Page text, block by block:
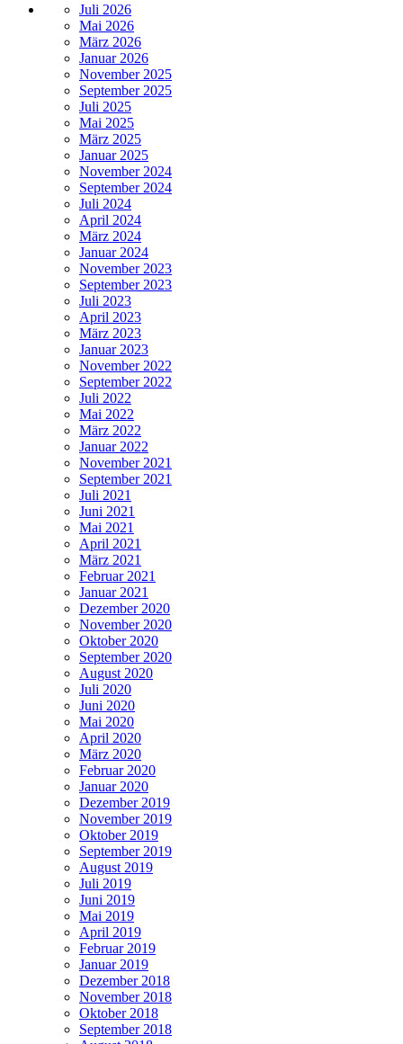
Juli 2026
Mai 2026
März 2026
Januar 2026
November 2025
September 2025
Juli 2025
Mai 2025
März 2025
Januar 2025
November 2024
September 2024
Juli 2024
April 2024
März 2024
Januar 2024
November 2023
September 2023
Juli 2023
April 2023
März 2023
Januar 2023
November 2022
September 2022
Juli 2022
Mai 2022
März 2022
Januar 2022
November 2021
September 2021
Juli 2021
Juni 2021
Mai 2021
April 2021
März 2021
Februar 2021
Januar 2021
Dezember 2020
November 2020
Oktober 2020
September 2020
August 2020
Juli 2020
Juni 2020
Mai 2020
April 2020
März 2020
Februar 2020
Januar 2020
Dezember 2019
November 2019
Oktober 2019
September 2019
August 2019
Juli 2019
Juni 2019
Mai 2019
April 2019
Februar 2019
Januar 2019
Dezember 2018
November 2018
Oktober 2018
September 2018